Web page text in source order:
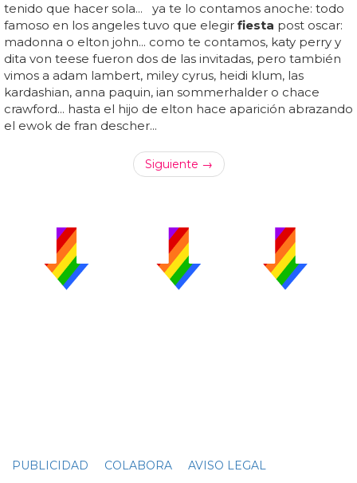
tenido que hacer sola... ya te lo contamos anoche: todo
famoso en los angeles tuvo que elegir fiesta post oscar:
madonna o elton john... como te contamos, katy perry y
dita von teese fueron dos de las invitadas, pero también
vimos a adam lambert, miley cyrus, heidi klum, las
kardashian, anna paquin, ian sommerhalder o chace
crawford... hasta el hijo de elton hace aparición abrazando
el ewok de fran descher...
Siguiente →
PUBLICIDAD COLABORA AVISO LEGAL